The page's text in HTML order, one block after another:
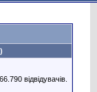
відвідувачів.